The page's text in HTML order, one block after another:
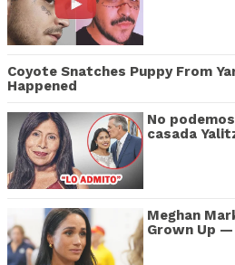
Coyote Snatches Puppy From
Happened
No
casada
Meghan
Grown Up —